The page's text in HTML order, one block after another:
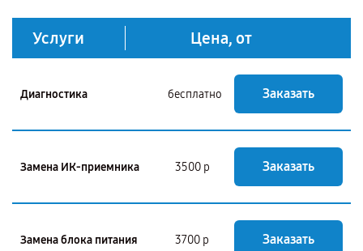
Услуги Цена, от
Диагностика бесплатно Заказать
Замена ИК-приемника 3500 р Заказать
Замена блока питания 3700 р Заказать